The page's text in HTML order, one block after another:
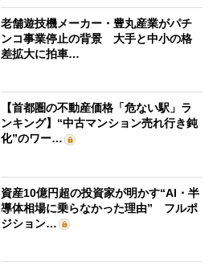
老舗遊技機メーカー・豊丸産業がパチ
ンコ事業停止の背景 大手と中小の格
差拡大に拍車…
【首都圏の不動産価格「危ない駅」ラ
ンキング】“中古マンション売れ行き鈍
化”のワー…
資産10億円超の投資家が明かす“AI・半
導体相場に乗らなかった理由” フルポ
ジション…